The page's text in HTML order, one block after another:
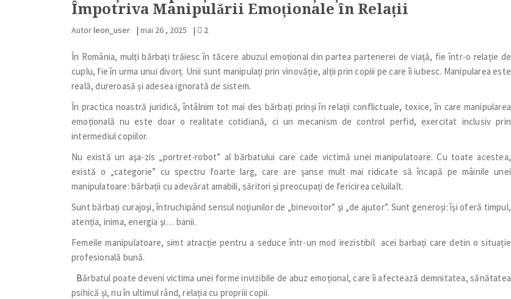
Împotriva Manipulării Emoționale în Relații
Autorleon_user | mai 26 , 2025 | 2
În România, mulți bărbați trăiesc în tăcere abuzul emoțional din partea partenerei de viață, fie într-o relație de
cuplu, fie în urma unui divorț. Unii sunt manipulați prin vinovăție, alții prin copiii pe care îi iubesc. Manipularea este
reală, dureroasă și adesea ignorată de sistem.
În practica noastră juridică, întâlnim tot mai des bărbați prinși în relații conflictuale, toxice, în care manipularea
emoțională nu este doar o realitate cotidiană, ci un mecanism de control perfid, exercitat inclusiv prin
intermediul copiilor.
Nu există un aşa-zis „portret-robot” al bărbatului care cade victimă unei manipulatoare. Cu toate acestea,
există o „categorie” cu spectru foarte larg, care are şanse mult mai ridicate să încapă pe mâinile unei
manipulatoare: bărbații cu adevărat amabili, săritori şi preocupați de fericirea celuilalt.
Sunt bărbați curajoşi, întruchipând sensul noţiunilor de „binevoitor” şi „de ajutor”. Sunt generoși: îşi oferă timpul,
atenția, inima, energia şi… banii.
Femeile manipulatoare, simt atracție pentru a seduce într-un mod irezistibil acei barbați care detin o situație
profesională bună.
Bărbatul poate deveni victima unei forme invizibile de abuz emoțional, care îi afectează demnitatea, sănătatea
psihică și, nu în ultimul rând, relația cu propriii copii.